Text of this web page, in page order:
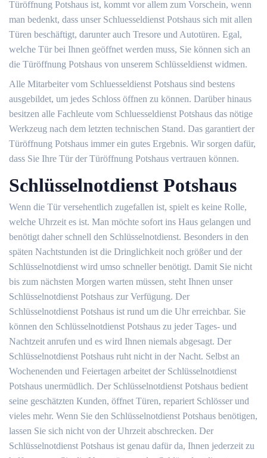
Türöffnung Potshaus ist, kommt vor allem zum Vorschein, wenn
man bedenkt, dass unser Schluesseldienst Potshaus sich mit allen
Türen beschäftigt, darunter auch Tresore und Autotüren. Egal,
welche Tür bei Ihnen geöffnet werden muss, Sie können sich an
die Türöffnung Potshaus von unserem Schlüsseldienst widmen.
Alle Mitarbeiter vom Schluesseldienst Potshaus sind bestens
ausgebildet, um jedes Schloss öffnen zu können. Darüber hinaus
besitzen alle Fachleute vom Schluesseldienst Potshaus das nötige
Werkzeug nach dem letzten technischen Stand. Das garantiert der
Türöffnung Potshaus immer ein gutes Ergebnis. Wir sorgen dafür,
dass Sie Ihre Tür der Türöffnung Potshaus vertrauen können.
Schlüsselnotdienst Potshaus
Wenn die Tür versehentlich zugefallen ist, spielt es keine Rolle,
welche Uhrzeit es ist. Man möchte sofort ins Haus gelangen und
benötigt daher schnell den Schlüsselnotdienst. Besonders in den
späten Nachtstunden ist die Dringlichkeit noch größer und der
Schlüsselnotdienst wird umso schneller benötigt. Damit Sie nicht
bis zum nächsten Morgen warten müssen, steht Ihnen unser
Schlüsselnotdienst Potshaus zur Verfügung. Der
Schlüsselnotdienst Potshaus ist rund um die Uhr erreichbar. Sie
können den Schlüsselnotdienst Potshaus zu jeder Tages- und
Nachtzeit anrufen und es wird Ihnen niemals abgesagt. Der
Schlüsselnotdienst Potshaus ruht nicht in der Nacht. Selbst an
Wochenenden und Feiertagen arbeitet der Schlüsselnotdienst
Potshaus unermüdlich. Der Schlüsselnotdienst Potshaus bedient
seine geschätzten Kunden, öffnet Türen, repariert Schlösser und
vieles mehr. Wenn Sie den Schlüsselnotdienst Potshaus benötigen,
lassen Sie sich nicht von der Uhrzeit abschrecken. Der
Schlüsselnotdienst Potshaus ist genau dafür da, Ihnen jederzeit zu